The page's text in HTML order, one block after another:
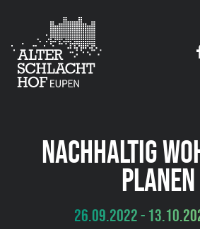
NACHHALTIG
PLANEN
26.09.2022 -